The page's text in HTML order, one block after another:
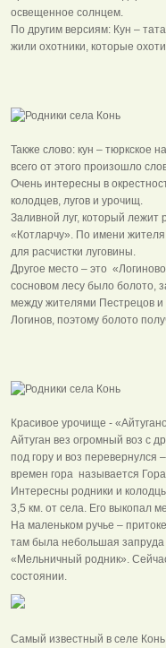
освещенное солнцем.
По другим версиям: Кун –
жили охотники, которые
Также слово: кун – тюркское
всего от этого произошло
Очень интересны в
колодцев, лугов и урочищ.
Заливной луг, который
«Котларчу». По имени
для расчистки луговины.
Другое место – это
сосновом лесу было болото,
между жителями Пестрецов и
Логинов, поэтому болото
Красивое урочище -
Айтуган вез огромный воз с
под гору и воз перевернулся
времен гора называется
Интересны родники и
3,5 км. от села. Его выкопал
На маленьком ручье –
там была небольшая запруда
«Мельничный родник».
состоянии.
Самый известный в селе